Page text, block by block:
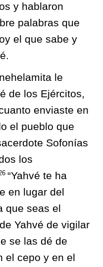
y hablaron
palabras que
el que sabe y
le
de los Ejércitos,
enviaste en
el pueblo que
Sofonías
los
“Yahvé te ha
en lugar del
que seas el
Yahvé de vigilar
se las dé de
el cepo y en el